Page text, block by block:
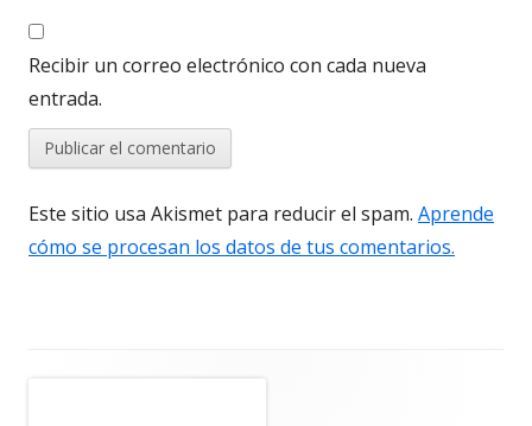
Recibir un correo electrónico con cada nueva
entrada.
Este sitio usa Akismet para reducir el spam. Aprende
cómo se procesan los datos de tus comentarios.